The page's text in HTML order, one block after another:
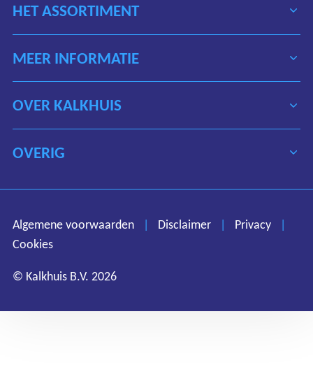
Disclaimer
Privacy
HET ASSORTIMENT
MEER INFORMATIE
OVER KALKHUIS
OVERIG
Algemene voorwaarden | Disclaimer | Privacy
|
Cookies
© Kalkhuis B.V. 2026